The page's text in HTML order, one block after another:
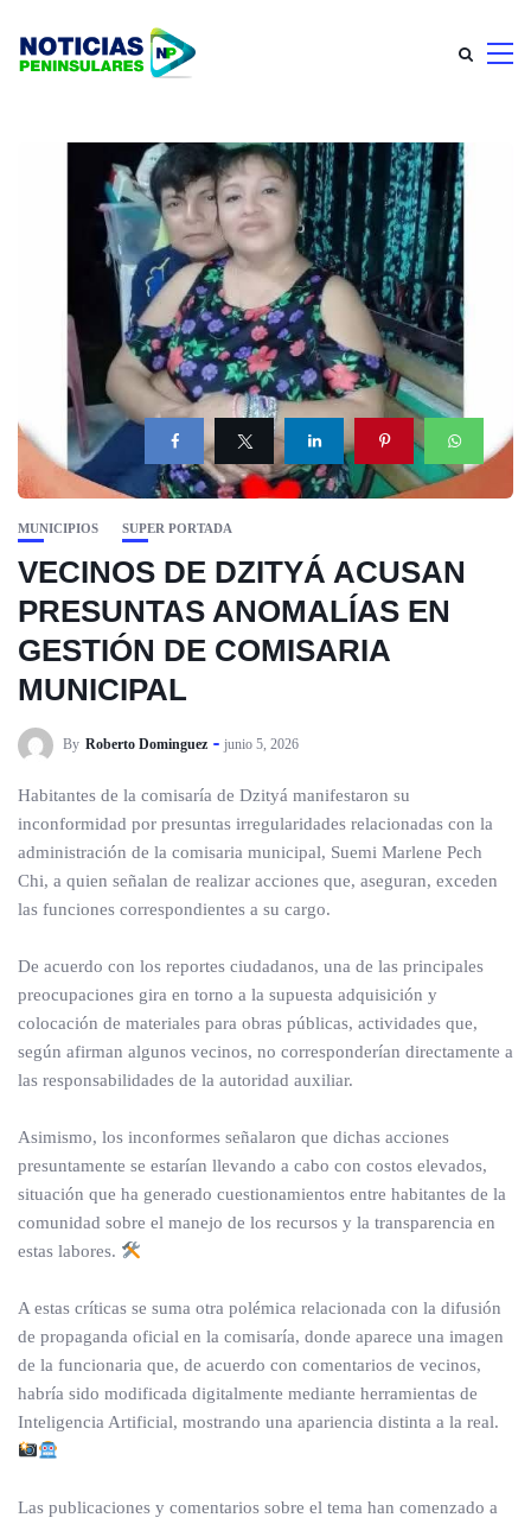
MUNICIPIOS SUPER PORTADA
VECINOS DE DZITYÁ ACUSAN
PRESUNTAS ANOMALÍAS EN
GESTIÓN DE COMISARIA
MUNICIPAL
By Roberto Dominguez junio 5, 2026
Habitantes de la comisaría de Dzityá manifestaron su
inconformidad por presuntas irregularidades relacionadas con la
administración de la comisaria municipal, Suemi Marlene Pech
Chi, a quien señalan de realizar acciones que, aseguran, exceden
las funciones correspondientes a su cargo.
De acuerdo con los reportes ciudadanos, una de las principales
preocupaciones gira en torno a la supuesta adquisición y
colocación de materiales para obras públicas, actividades que,
según afirman algunos vecinos, no corresponderían directamente a
las responsabilidades de la autoridad auxiliar.
Asimismo, los inconformes señalaron que dichas acciones
presuntamente se estarían llevando a cabo con costos elevados,
situación que ha generado cuestionamientos entre habitantes de la
comunidad sobre el manejo de los recursos y la transparencia en
estas labores.
A estas críticas se suma otra polémica relacionada con la difusión
de propaganda oficial en la comisaría, donde aparece una imagen
de la funcionaria que, de acuerdo con comentarios de vecinos,
habría sido modificada digitalmente mediante herramientas de
Inteligencia Artificial, mostrando una apariencia distinta a la real.
Las publicaciones y comentarios sobre el tema han comenzado a